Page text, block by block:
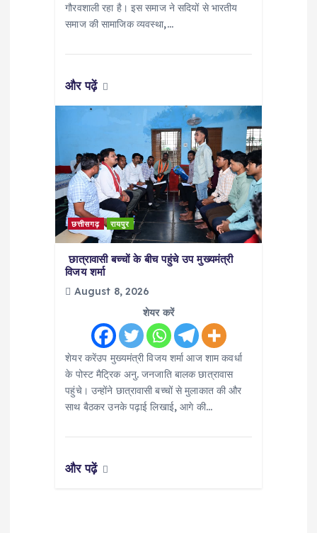
गौरवशाली रहा है। इस समाज ने सदियों से भारतीय
समाज की सामाजिक व्यवस्था,…
और पढ़ें
छत्तीसगढ़ रायपुर
छात्रावासी बच्चों के बीच पहुंचे उप मुख्यमंत्री
विजय शर्मा
August 8, 2026
शेयर करें
शेयर करेंउप मुख्यमंत्री विजय शर्मा आज शाम कवर्धा
के पोस्ट मैट्रिक अनु. जनजाति बालक छात्रावास
पहुंचे। उन्होंने छात्रावासी बच्चों से मुलाकात की और
साथ बैठकर उनके पढ़ाई लिखाई, आगे की…
और पढ़ें